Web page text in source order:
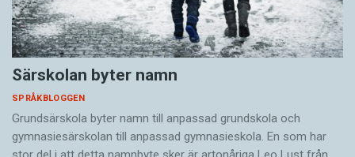
Särskolan byter namn
SPRÅKBLOGGEN
Grundsärskola byter namn till anpassad grundskola och
gymnasiesärskolan till anpassad gymnasieskola. En som har